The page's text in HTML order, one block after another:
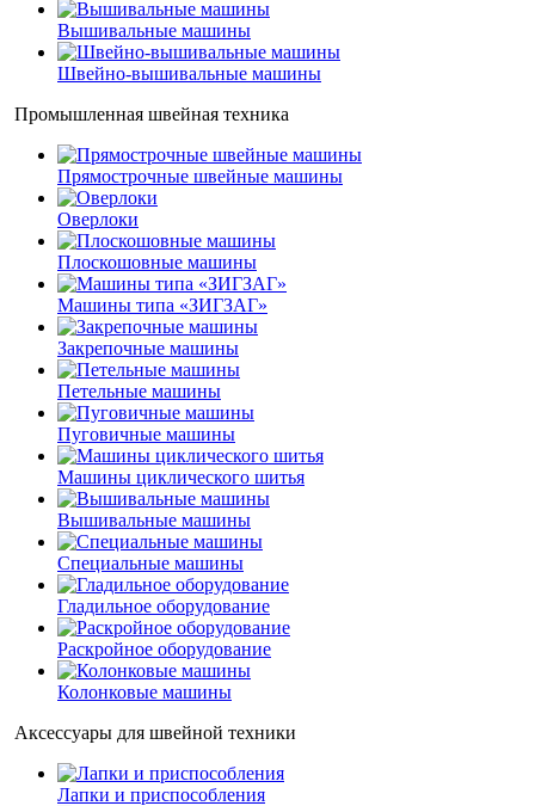
Вышивальные машины
Швейно-вышивальные машины
Промышленная швейная техника
Прямострочные швейные машины
Оверлоки
Плоскошовные машины
Машины типа «ЗИГЗАГ»
Закрепочные машины
Петельные машины
Пуговичные машины
Машины циклического шитья
Вышивальные машины
Специальные машины
Гладильное оборудование
Раскройное оборудование
Колонковые машины
Аксессуары для швейной техники
Лапки и приспособления